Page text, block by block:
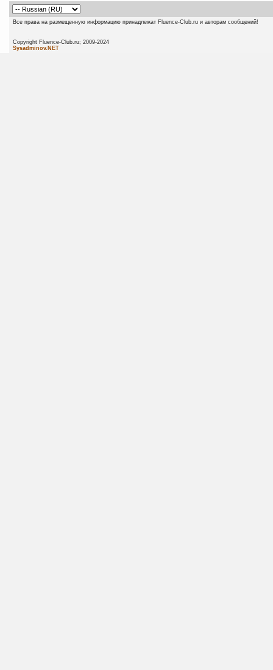
Все права на размещенную информацию принадлежат Fluence-Club.ru и авторам сообщений!
Copyright Fluence-Club.ru;
Sysadminov.NET